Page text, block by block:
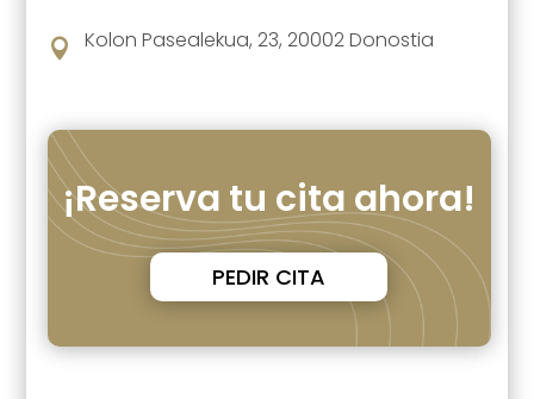
 Kolon Pasealekua, 23, 20002 Donostia
¡Reserva tu cita ahora!
PEDIR CITA